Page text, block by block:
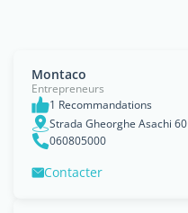
Montaco
Entrepreneurs
1 Recommandations
Strada Gheorghe Asachi 60
060805000
Contacter